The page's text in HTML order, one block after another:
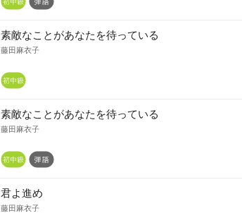
素敵なことがあなたを待っている
藤田麻衣子
素敵なことがあなたを待っている
藤田麻衣子
君よ進め
藤田麻衣子